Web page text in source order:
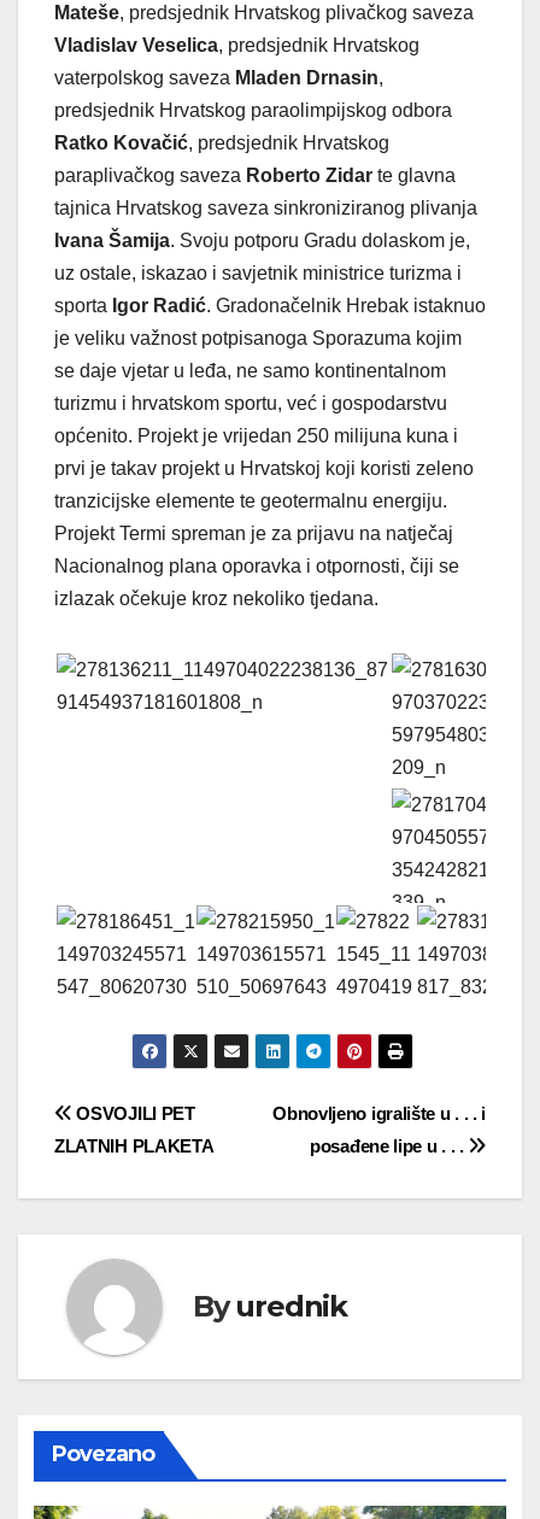
Mateše, predsjednik Hrvatskog plivačkog saveza
Vladislav Veselica, predsjednik Hrvatskog
vaterpolskog saveza Mladen Drnasin,
predsjednik Hrvatskog paraolimpijskog odbora
Ratko Kovačić, predsjednik Hrvatskog
paraplivačkog saveza Roberto Zidar te glavna
tajnica Hrvatskog saveza sinkroniziranog plivanja
Ivana Šamija. Svoju potporu Gradu dolaskom je,
uz ostale, iskazao i savjetnik ministrice turizma i
sporta Igor Radić. Gradonačelnik Hrebak istaknuo
je veliku važnost potpisanoga Sporazuma kojim
se daje vjetar u leđa, ne samo kontinentalnom
turizmu i hrvatskom sportu, već i gospodarstvu
općenito. Projekt je vrijedan 250 milijuna kuna i
prvi je takav projekt u Hrvatskoj koji koristi zeleno
tranzicijske elemente te geotermalnu energiju.
Projekt Termi spreman je za prijavu na natječaj
Nacionalnog plana oporavka i otpornosti, čiji se
izlazak očekuje kroz nekoliko tjedana.
Navigacija
Obnovljeno igralište u . . . i
posađene lipe u . . .
OSVOJILI PET
ZLATNIH PLAKETA
Byurednik
Povezano